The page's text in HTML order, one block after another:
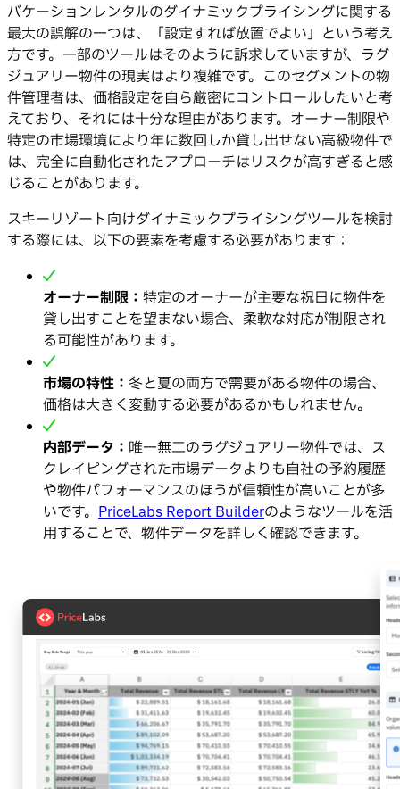
バケーションレンタルのダイナミックプライシングに関する
最大の誤解の一つは、「設定すれば放置でよい」という考え
方です。一部のツールはそのように訴求していますが、ラグ
ジュアリー物件の現実はより複雑です。このセグメントの物
件管理者は、価格設定を自ら厳密にコントロールしたいと考
えており、それには十分な理由があります。オーナー制限や
特定の市場環境により年に数回しか貸し出せない高級物件で
は、完全に自動化されたアプローチはリスクが高すぎると感
じることがあります。
スキーリゾート向けダイナミックプライシングツールを検討
する際には、以下の要素を考慮する必要があります：
オーナー制限： 特定のオーナーが主要な祝日に物件を
貸し出すことを望まない場合、柔軟な対応が制限され
る可能性があります。
市場の特性： 冬と夏の両方で需要がある物件の場合、
価格は大きく変動する必要があるかもしれません。
内部データ： 唯一無二のラグジュアリー物件では、ス
クレイピングされた市場データよりも自社の予約履歴
や物件パフォーマンスのほうが信頼性が高いことが多
いです。 PriceLabs Report Builderのようなツールを活
用することで、物件データを詳しく確認できます。